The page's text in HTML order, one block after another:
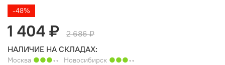
-48%
1 404 ₽
2 686 ₽
НАЛИЧИЕ НА СКЛАДАХ:
Москва ●●●◦◦ Новосибирск ●●●◦◦